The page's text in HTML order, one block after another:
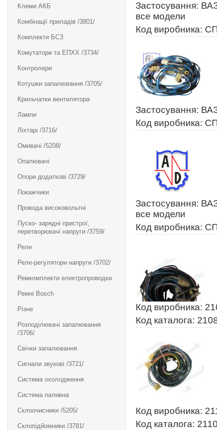
Клеми АКБ
Комбінації приладів /3801/
Комплекти БСЗ
Комутатори та ЕПХХ /3734/
Контролери
Котушки запалювання /3705/
Крильчатки вентилятора
Лампи
Ліхтарі /3716/
Омивачі /5208/
Опалювачі
Опори додаткові /3729/
Покажчики
Провода високовольтні
Пуско- зарядні пристрої,
перетворювачі напруги /3759/
Реле
Реле-регулятори напруги /3702/
Ремкомплекти електропроводки
Ремні Bosch
Різне
Розподілювачі запалювання
/3706/
Свічки запалювання
Сигнали звукові /3721/
Система охолодження
Система паливна
Склоочисники /5205/
Склопідйомники /3781/
Застосування:
все модели
Код виробника:
Застосування:
Код виробника:
Застосування:
все модели
Код виробника:
Код виробника:
Код каталога:
Код виробника:
Код каталога: